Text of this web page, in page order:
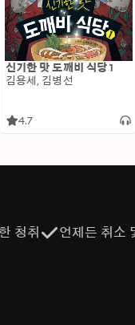
신기한 맛 도깨비 식당 1
김용세, 김병선
4.7
청취 언제든 취소